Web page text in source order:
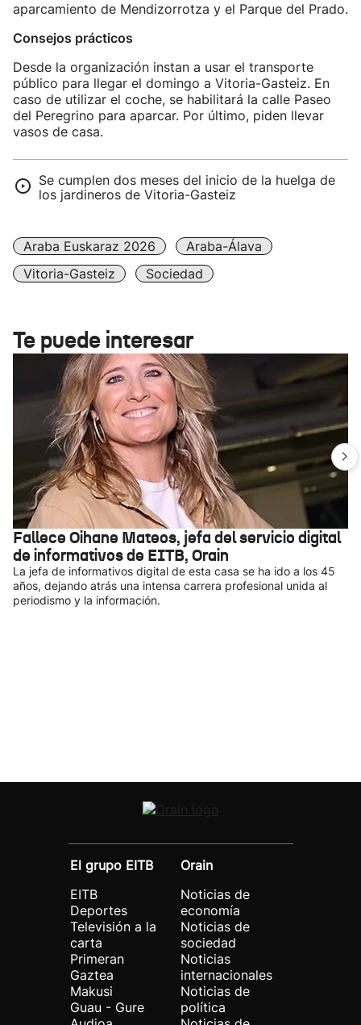
aparcamiento de Mendizorrotza y el Parque del Prado.
Consejos prácticos
Desde la organización instan a usar el transporte
público para llegar el domingo a Vitoria-Gasteiz. En
caso de utilizar el coche, se habilitará la calle Paseo
del Peregrino para aparcar. Por último, piden llevar
vasos de casa.
Se cumplen dos meses del inicio de la huelga de
los jardineros de Vitoria-Gasteiz
Araba Euskaraz 2026
Araba-Álava
Vitoria-Gasteiz
Sociedad
Te puede interesar
Fallece Oihane Mateos, jefa del servicio digital
de informativos de EITB, Orain
La jefa de informativos digital de esta casa se ha ido a los 45
años, dejando atrás una intensa carrera profesional unida al
periodismo y la información.
El grupo EITB
EITB
Deportes
Televisión a la
carta
Primeran
Gaztea
Makusi
Guau - Gure
Orain
Noticias de
economía
Noticias de
sociedad
Noticias
internacionales
Noticias de
política